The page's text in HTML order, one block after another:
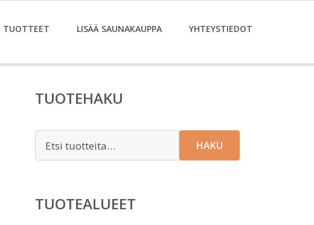
TUOTTEET LISÄÄ SAUNAKAUPPA YHTEYSTIEDOT
TUOTEHAKU
HAKU
TUOTEALUEET